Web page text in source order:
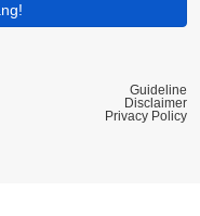
Guideline
Disclaimer
Privacy Policy